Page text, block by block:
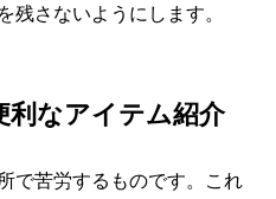
残さないようにします。
利なアイテム紹介
で苦労するものです。これ